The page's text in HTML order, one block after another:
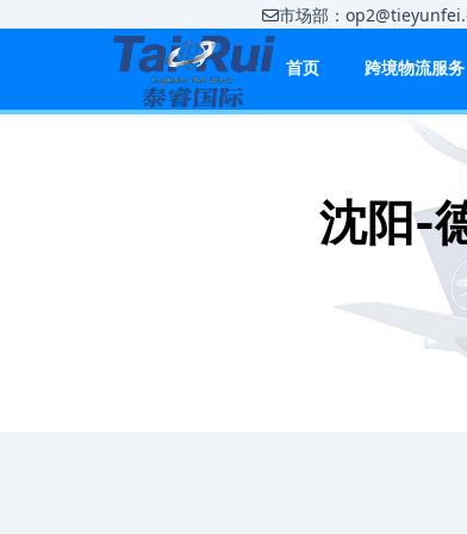
市场部：
首页 跨境物流服务
沈阳-